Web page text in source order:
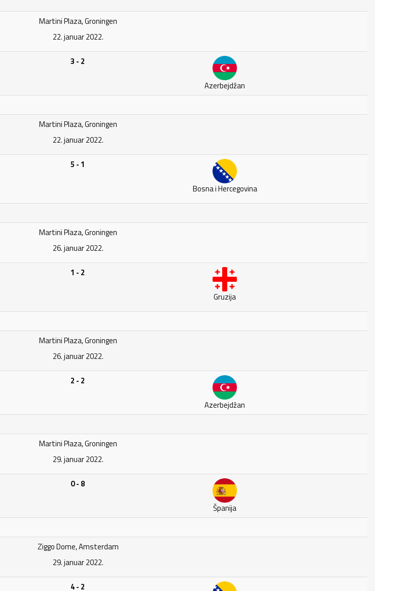
Martini Plaza, Groningen
22. januar 2022.
3 - 2
Azerbejdžan
Martini Plaza, Groningen
22. januar 2022.
5 - 1
Bosna i Hercegovina
Martini Plaza, Groningen
26. januar 2022.
1 - 2
Gruzija
Martini Plaza, Groningen
26. januar 2022.
2 - 2
Azerbejdžan
Martini Plaza, Groningen
29. januar 2022.
0 - 8
Španija
Ziggo Dome, Amsterdam
29. januar 2022.
4 - 2